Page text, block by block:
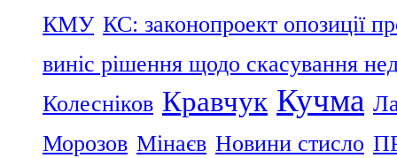
КМУ КС: законопроект опозиції
виніс рішення щодо скасування
Колесніков Кравчук Кучма
Морозов Мінаєв Новини стисло